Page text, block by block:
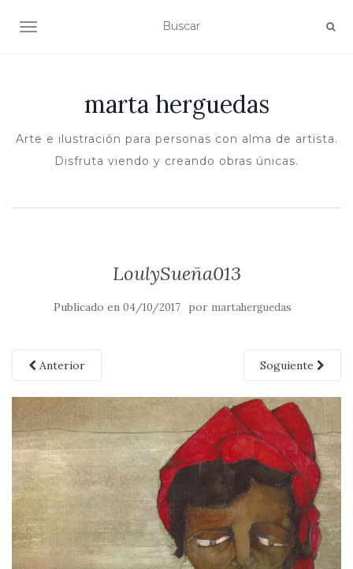
ALTERNAR NAVEGACIÓN
marta herguedas
Arte e ilustración para personas con alma de artista.
Disfruta viendo y creando obras únicas.
LoulySueña013
Publicado en 04/10/2017 por martaherguedas
Anterior Soguiente